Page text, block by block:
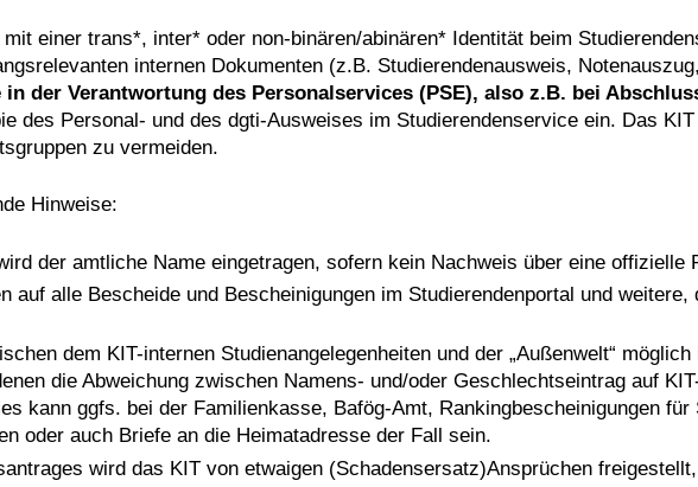
einer trans*, inter* oder non-binären/abinären* Identität beim
internen Dokumenten (z.B. Studierendenausweis,
der Verantwortung des Personalservices (PSE), also z.B. bei
des Personal- und des dgti-Ausweises im Studierendenservice ein. Das
zu vermeiden.
Hinweise:
der amtliche Name eingetragen, sofern kein Nachweis über eine offizielle
auf alle Bescheide und Bescheinigungen im Studierendenportal und
dem KIT-internen Studienangelegenheiten und der „Außenwelt“
die Abweichung zwischen Namens- und/oder Geschlechtseintrag auf
kann ggfs. bei der Familienkasse, Bafög-Amt, Rankingbescheinigungen
oder auch Briefe an die Heimatadresse der Fall sein.
wird das KIT von etwaigen (Schadensersatz)Ansprüchen